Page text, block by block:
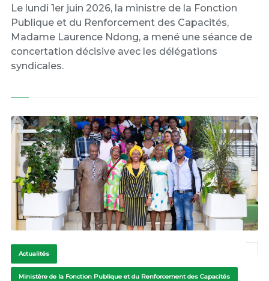
Le lundi 1er juin 2026, la ministre de la Fonction
Publique et du Renforcement des Capacités,
Madame Laurence Ndong, a mené une séance de
concertation décisive avec les délégations
syndicales.
Actualités
Ministère de la Fonction Publique et du Renforcement des Capacités